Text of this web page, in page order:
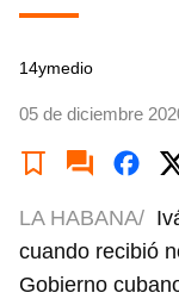
14ymedio
05 de diciembre
LA HABANA/
cuando recibió
Gobierno